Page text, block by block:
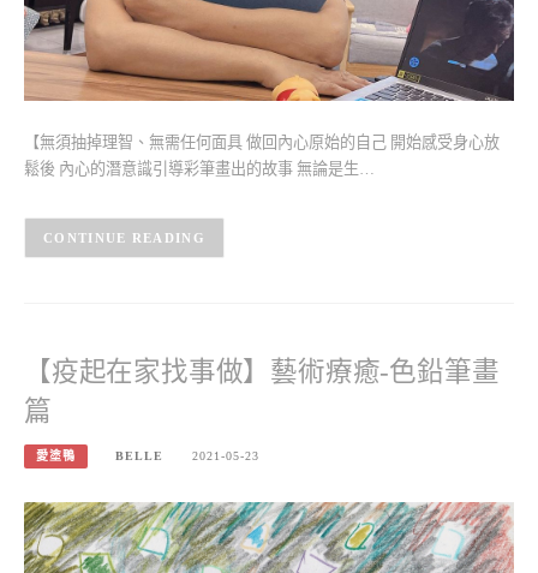
【無須抽掉理智、無需任何面具 做回內心原始的自己 開始感受身心放
鬆後 內心的潛意識引導彩筆畫出的故事 無論是生…
CONTINUE READING
【疫起在家找事做】藝術療癒-色鉛筆畫
篇
愛塗鴨 BELLE 2021-05-23